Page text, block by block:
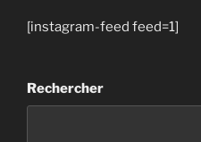
[instagram-feed feed=1]
Rechercher